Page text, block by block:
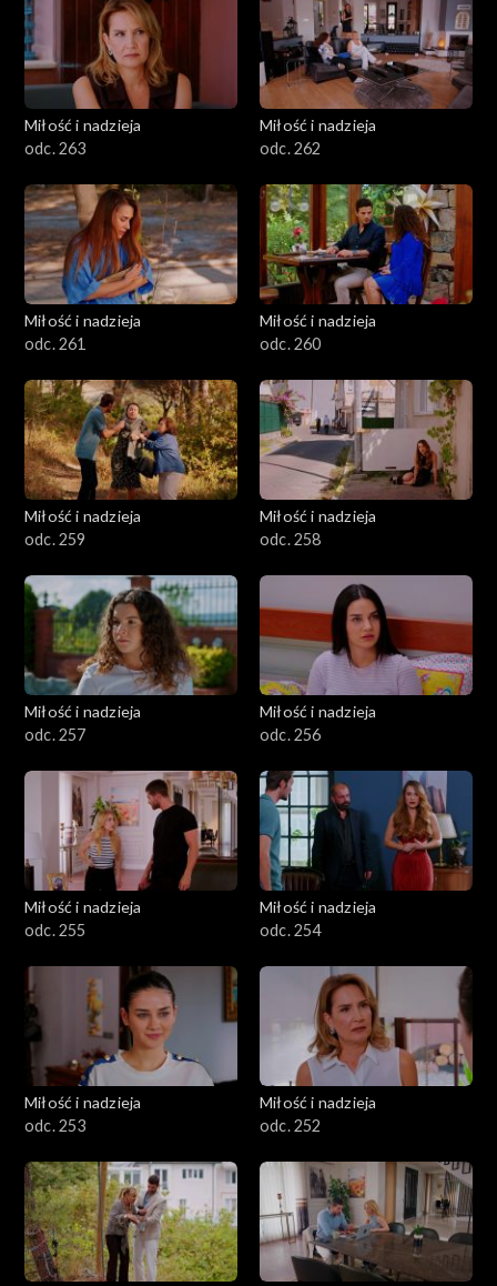
Miłość i nadzieja
odc. 263
Miłość i nadzieja
odc. 262
Miłość i nadzieja
odc. 261
Miłość i nadzieja
odc. 260
Miłość i nadzieja
odc. 259
Miłość i nadzieja
odc. 258
Miłość i nadzieja
odc. 257
Miłość i nadzieja
odc. 256
Miłość i nadzieja
odc. 255
Miłość i nadzieja
odc. 254
Miłość i nadzieja
odc. 253
Miłość i nadzieja
odc. 252